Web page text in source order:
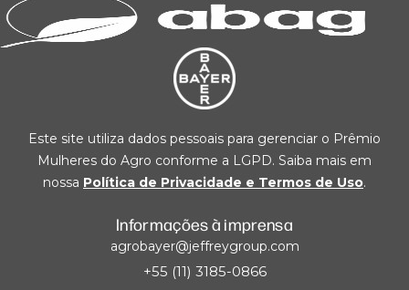
Este site utiliza dados pessoais para gerenciar o Prêmio
Mulheres do Agro conforme a LGPD. Saiba mais em
nossa Política de Privacidade e Termos de Uso.
Informações à imprensa
agrobayer@jeffreygroup.com
+55 (11) 3185-0866